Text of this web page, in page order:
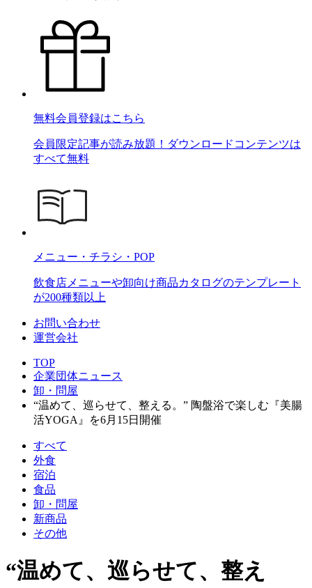
無料会員登録はこちら
会員限定記事が読み放題！ダウンロードコンテンツは
すべて無料
メニュー・チラシ・POP
飲食店メニューや卸向け商品カタログのテンプレート
が200種類以上
お問い合わせ
運営会社
TOP
企業団体ニュース
卸・問屋
“温めて、巡らせて、整える。” 陶盤浴で楽しむ『美腸
活YOGA』を6月15日開催
すべて
外食
宿泊
食品
卸・問屋
新商品
その他
“温めて、巡らせて、整え